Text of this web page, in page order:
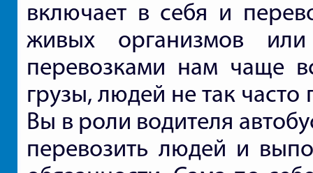
включает в себя и
живых организмов
перевозками нам чаще
грузы, людей не так часто
Вы в роли водителя
перевозить людей и